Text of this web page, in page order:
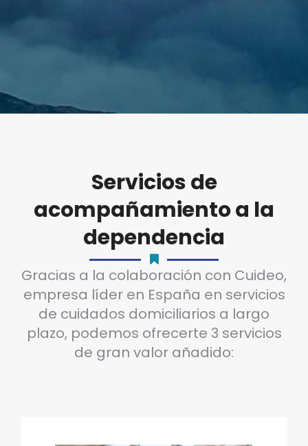
Servicios de
acompañamiento a la
dependencia
Gracias a la colaboración con Cuideo,
empresa líder en España en servicios
de cuidados domiciliarios a largo
plazo, podemos ofrecerte 3 servicios
de gran valor añadido: